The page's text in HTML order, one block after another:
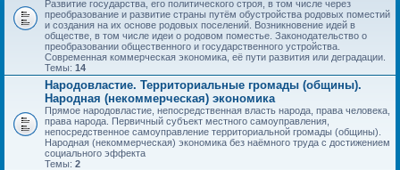
Развитие государства, его политического строя, в том числе через
преобразование и развитие страны путём обустройства родовых поместий
и создания на их основе родовых поселений. Возникновение идей в
обществе, в том числе идеи о родовом поместье. Законодательство о
преобразовании общественного и государственного устройства.
Современная коммерческая экономика, её пути развития или деградации.
Темы: 14
Народовластие. Территориальные громады (общины).
Народная (некоммерческая) экономика
Прямое народовластие, непосредственная власть народа, права человека,
права народа. Первичный субъект местного самоуправления,
непосредственное самоуправление территориальной громады (общины).
Народная (некоммерческая) экономика без наёмного труда с достижением
социального эффекта
Темы: 2